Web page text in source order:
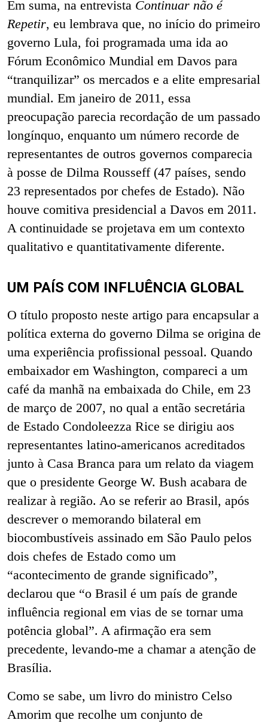
Em suma, na entrevista Continuar não é
Repetir, eu lembrava que, no início do primeiro
governo Lula, foi programada uma ida ao
Fórum Econômico Mundial em Davos para
“tranquilizar” os mercados e a elite empresarial
mundial. Em janeiro de 2011, essa
preocupação parecia recordação de um passado
longínquo, enquanto um número recorde de
representantes de outros governos comparecia
à posse de Dilma Rousseff (47 países, sendo
23 representados por chefes de Estado). Não
houve comitiva presidencial a Davos em 2011.
A continuidade se projetava em um contexto
qualitativo e quantitativamente diferente.
UM PAÍS COM INFLUÊNCIA GLOBAL
O título proposto neste artigo para encapsular a
política externa do governo Dilma se origina de
uma experiência profissional pessoal. Quando
embaixador em Washington, compareci a um
café da manhã na embaixada do Chile, em 23
de março de 2007, no qual a então secretária
de Estado Condoleezza Rice se dirigiu aos
representantes latino-americanos acreditados
junto à Casa Branca para um relato da viagem
que o presidente George W. Bush acabara de
realizar à região. Ao se referir ao Brasil, após
descrever o memorando bilateral em
biocombustíveis assinado em São Paulo pelos
dois chefes de Estado como um
“acontecimento de grande significado”,
declarou que “o Brasil é um país de grande
influência regional em vias de se tornar uma
potência global”. A afirmação era sem
precedente, levando-me a chamar a atenção de
Brasília.
Como se sabe, um livro do ministro Celso
Amorim que recolhe um conjunto de